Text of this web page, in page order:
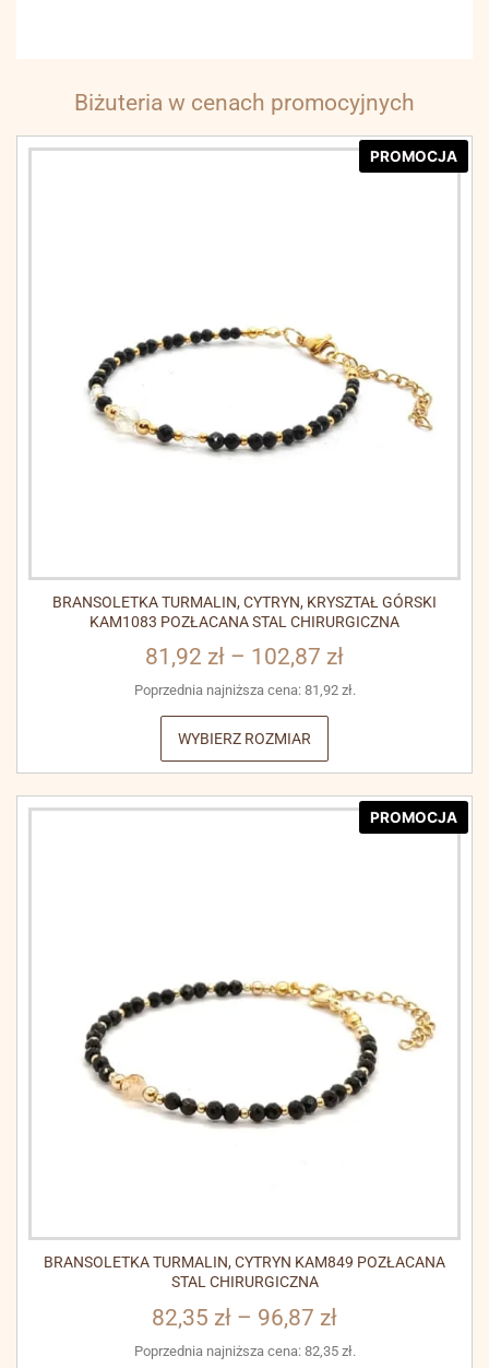
Biżuteria w cenach promocyjnych
PROMOCJA
BRANSOLETKA TURMALIN, CYTRYN, KRYSZTAŁ GÓRSKI
KAM1083 POZŁACANA STAL CHIRURGICZNA
81,92 zł – 102,87 zł
Poprzednia najniższa cena: 81,92 zł.
WYBIERZ ROZMIAR
PROMOCJA
BRANSOLETKA TURMALIN, CYTRYN KAM849 POZŁACANA
STAL CHIRURGICZNA
82,35 zł – 96,87 zł
Poprzednia najniższa cena: 82,35 zł.